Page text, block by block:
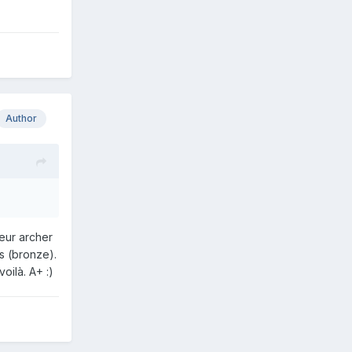
Author
archer
(bronze).
A+ :)